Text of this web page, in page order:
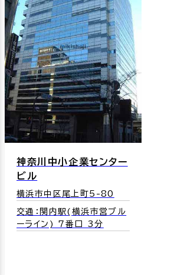
神奈川中小企業センター
ビル
横浜市中区尾上町5-80
交通：関内駅(横浜市営ブル
ーライン) 7番口 3分